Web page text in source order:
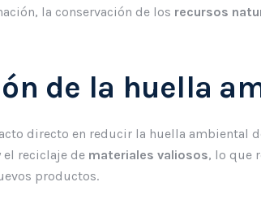
la conservación de los recursos
de la huella
directo en reducir la huella ambiental
reciclaje de materiales valiosos, lo que
productos.